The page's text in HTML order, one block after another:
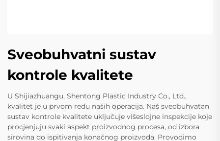
Sveobuhvatni sustav
kontrole kvalitete
U Shijiazhuangu, Shentong Plastic Industry Co., Ltd.,
kvalitet je u prvom redu naših operacija. Naš sveobuhvatan
sustav kontrole kvalitete uključuje višeslojne inspekcije koje
procjenjuju svaki aspekt proizvodnog procesa, od izbora
sirovina do ispitivanja konačnog proizvoda. Provodimo